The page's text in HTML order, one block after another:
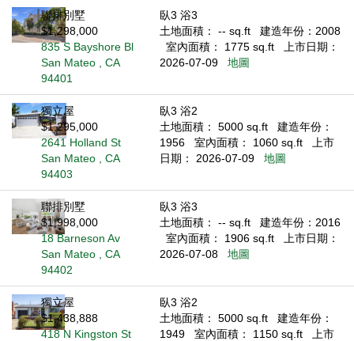
聯排別墅
$1,298,000
835 S Bayshore Bl
San Mateo , CA
94401
臥3 浴3
土地面積： -- sq.ft
建造年份：2008
室內面積： 1775 sq.ft
上市日期：
2026-07-09
地圖
獨立屋
$1,295,000
2641 Holland St
San Mateo , CA
94403
臥3 浴2
土地面積： 5000 sq.ft
建造年份：
1956
室內面積： 1060 sq.ft
上市
日期： 2026-07-09
地圖
聯排別墅
$1,998,000
18 Barneson Av
San Mateo , CA
94402
臥3 浴3
土地面積： -- sq.ft
建造年份：2016
室內面積： 1906 sq.ft
上市日期：
2026-07-08
地圖
獨立屋
$1,438,888
418 N Kingston St
臥3 浴2
土地面積： 5000 sq.ft
建造年份：
1949
室內面積： 1150 sq.ft
上市